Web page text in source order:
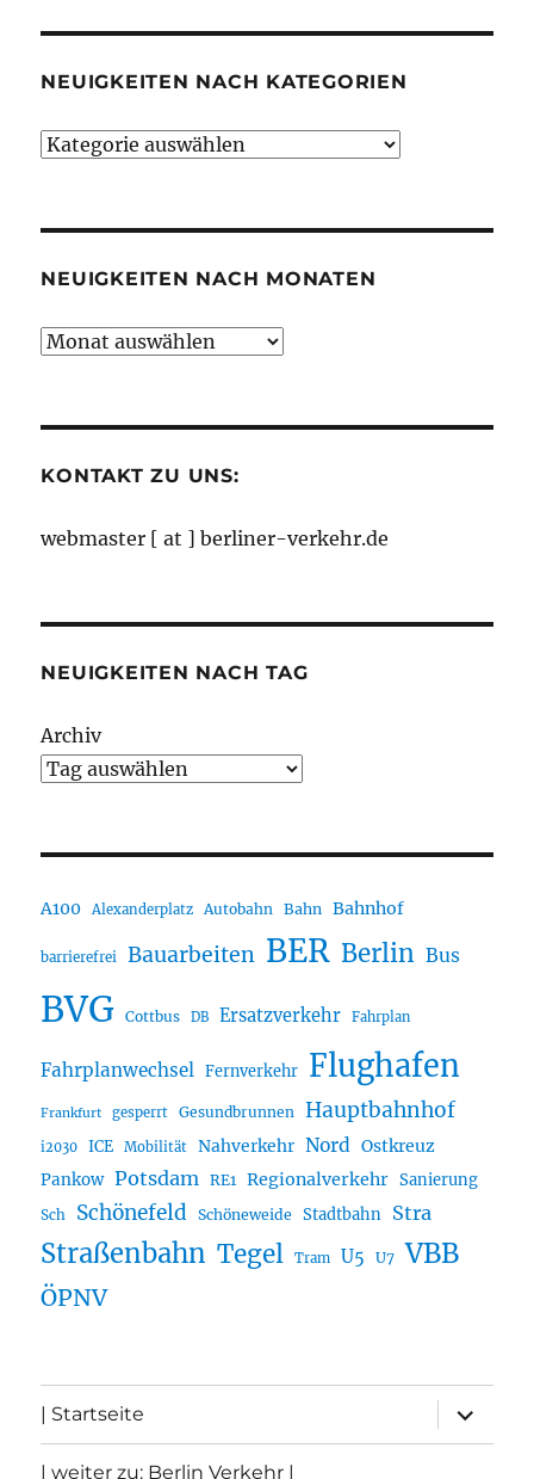
NEUIGKEITEN NACH KATEGORIEN
Neuigkeiten
NEUIGKEITEN NACH MONATEN
Neuigkeiten
KONTAKT ZU UNS:
webmaster [ at ] berliner-verkehr.de
NEUIGKEITEN NACH TAG
Archiv
A100 Alexanderplatz Autobahn Bahn Bahnhof
barrierefrei Bauarbeiten BER Berlin Bus
BVG Cottbus DB Ersatzverkehr Fahrplan
Fahrplanwechsel Fernverkehr Flughafen
Frankfurt gesperrt Gesundbrunnen Hauptbahnhof
i2030 ICE Mobilität Nahverkehr Nord Ostkreuz
Pankow Potsdam RE1 Regionalverkehr Sanierung
Sch Schönefeld Schöneweide Stadtbahn Stra
Straßenbahn Tegel Tram U5 U7 VBB
ÖPNV
| Startseite
öffnen
| weiter zu: Berlin Verkehr |